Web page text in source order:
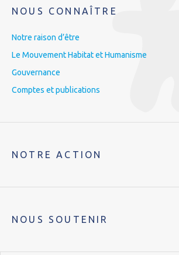
NOUS CONNAÎTRE
Notre raison d’être
Le Mouvement Habitat et Humanisme
Gouvernance
Comptes et publications
NOTRE ACTION
NOUS SOUTENIR